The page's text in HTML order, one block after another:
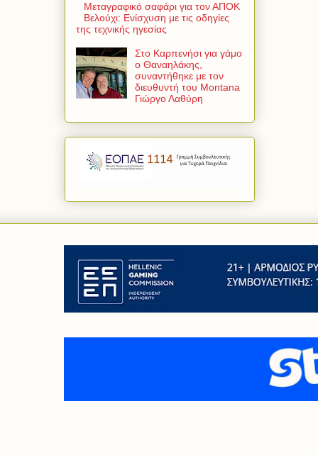
Μεταγραφικό σαφάρι για τον ΑΠΟΚ
Βελούχι: Ενίσχυση με τις οδηγίες
της τεχνικής ηγεσίας
Στο Καρπενήσι για γάμο
ο Θαναηλάκης,
συναντήθηκε με τον
διευθυντή του Montana
Γιώργο Λαθύρη